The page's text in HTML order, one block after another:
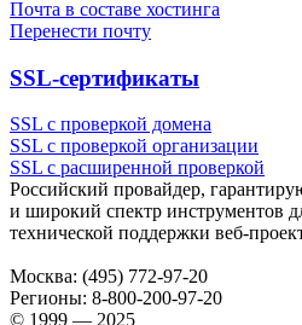
Почта в составе хостинга
Перенести почту
SSL-сертификаты
SSL с проверкой домена
SSL с проверкой организации
SSL с расширенной проверкой
Российский провайдер,
и широкий спектр инструментов
технической поддержки веб-
Москва: (495) 772-97-20
Регионы: 8-800-200-97-20
© 1999 — 2025